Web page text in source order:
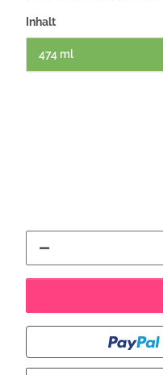
Inhalt
474 ml